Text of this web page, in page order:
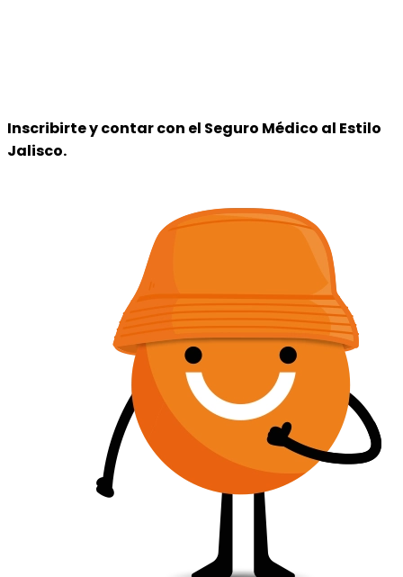
Inscribirte y contar con el Seguro Médico al Estilo
Jalisco.